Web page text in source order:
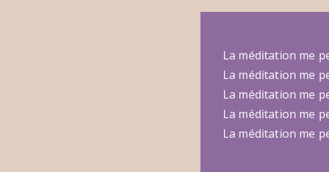
La méditation me
La méditation me
La méditation me
La méditation me
La méditation me